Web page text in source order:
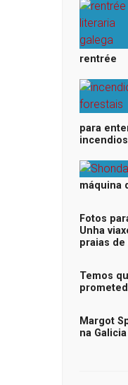
rentrée
para
máquina
Fotos
Unha
praias de
Temos
Margot
na